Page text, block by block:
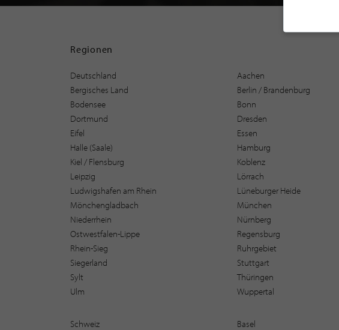
Regionen
Deutschland Aachen
Bergisches Land
Berlin / Brandenburg
Bodensee
Bonn
Dortmund
Dresden
Eifel
Essen
Halle (Saale)
Hamburg
Kiel / Flensburg
Koblenz
Leipzig
Lörrach
Ludwigshafen am Rhein
Lüneburger Heide
Mönchengladbach
München
Niederrhein
Nürnberg
Ostwestfalen-Lippe
Regensburg
Rhein-Sieg
Ruhrgebiet
Siegerland
Stuttgart
Sylt
Thüringen
Ulm
Wuppertal
Schweiz Basel